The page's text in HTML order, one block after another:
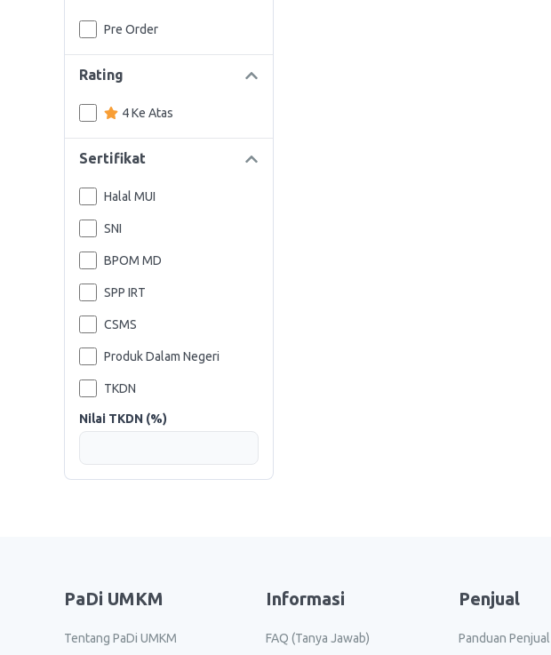
Pre Order
Rating
4 Ke Atas
Sertifikat
Halal MUI
SNI
BPOM MD
SPP IRT
CSMS
Produk Dalam Negeri
TKDN
Nilai TKDN (%)
PaDi UMKM
Tentang PaDi UMKM
Informasi
FAQ (Tanya Jawab)
Penjual
Panduan Penjual